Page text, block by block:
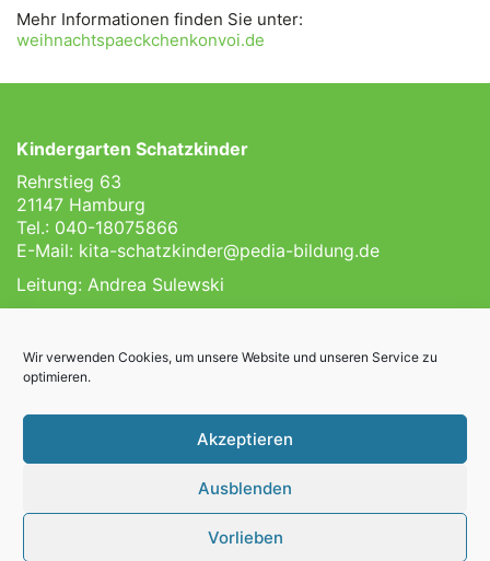
Wir verwenden Cookies, um unsere Website und unseren Service zu
optimieren.
Akzeptieren
Ausblenden
Vorlieben
Mehr Informationen finden Sie unter:
weihnachtspaeckchenkonvoi.de
Kindergarten Schatzkinder
Rehrstieg 63
21147 Hamburg
Tel.: 040-18075866
E-Mail: kita-schatzkinder@pedia-bildung.de
Leitung: Andrea Sulewski
Ein Bildungsangebot der